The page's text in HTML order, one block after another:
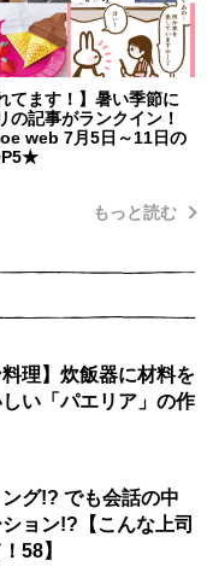
てます！】暑い季節に
の記事がランクイン！
web 7月5日～11日の
もっと読む
理】炊飯器に材料を
い「パエリア」の作
グ!? でも会話の中
ョン!?【こんな上司
！58】